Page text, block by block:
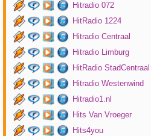
Hitradio 072
HitRadio 1224
Hitradio Centraal
Hitradio Limburg
HitRadio StadCentraal
Hitradio Westenwind
Hitradio1.nl
Hits Van Vroeger
Hits4you